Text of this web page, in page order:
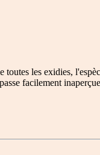
les exidies,
facilement